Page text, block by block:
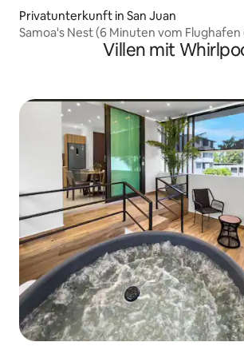
Privatunterkunft in San Juan
Samoa's Nest (6 Minuten vom
AutovermietungVillen mit